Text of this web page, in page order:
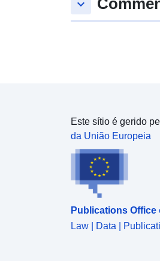
keyboard_arrow_down
Este sítio é gerido
da União Europeia
Publications
Law | Data |